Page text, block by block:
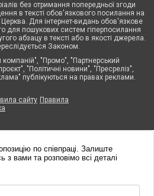
без отримання попередньої згоди
в тексті обов'язкового посилання на
Для інтернет-видань обов'язкове
для пошукових систем гіперпосилання
абзацу в тексті або в якості джерела.
Законом.
"Промо", "Партнерський
"Політичні новини", "Пресреліз",
публікуються на правах реклами.
сайту Правила
по співпраці. Залиште
з вами та розповімо всі деталі